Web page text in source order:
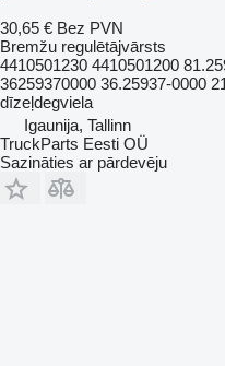
30,65 € Bez PVN
Bremžu regulētājvārsts
4410501230 4410501200
36259370000 36.25937-0000
dīzeļdegviela
Igaunija, Tallinn
TruckParts Eesti OÜ
Sazināties ar pārdevēju